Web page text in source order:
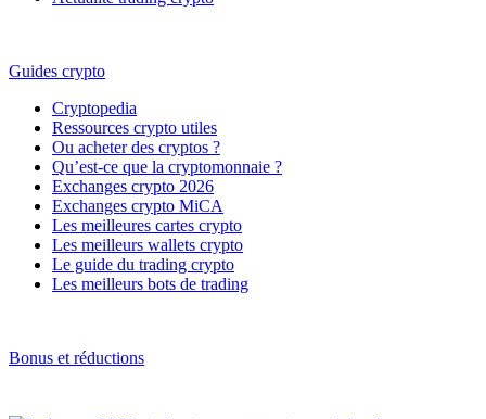
Guides crypto
Cryptopedia
Ressources crypto utiles
Ou acheter des cryptos ?
Qu’est-ce que la cryptomonnaie ?
Exchanges crypto 2026
Exchanges crypto MiCA
Les meilleures cartes crypto
Les meilleurs wallets crypto
Le guide du trading crypto
Les meilleurs bots de trading
Bonus et réductions